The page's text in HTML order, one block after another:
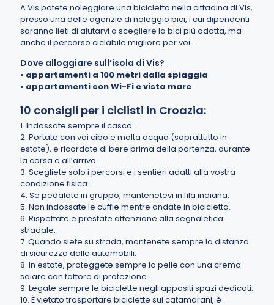
A Vis potete noleggiare una bicicletta nella cittadina di Vis,
presso una delle agenzie di noleggio bici, i cui dipendenti
saranno lieti di aiutarvi a scegliere la bici più adatta, ma
anche il percorso ciclabile migliore per voi.
Dove alloggiare sull’isola di Vis?
• appartamenti a 100 metri dalla spiaggia
• appartamenti con Wi-Fi e vista mare
10 consigli per i ciclisti in Croazia:
1. Indossate sempre il casco.
2. Portate con voi cibo e molta acqua (soprattutto in
estate), e ricordate di bere prima della partenza, durante
la corsa e all’arrivo.
3. Scegliete solo i percorsi e i sentieri adatti alla vostra
condizione fisica.
4. Se pedalate in gruppo, mantenetevi in fila indiana.
5. Non indossate le cuffie mentre andate in bicicletta.
6. Rispettate e prestate attenzione alla segnaletica
stradale.
7. Quando siete su strada, mantenete sempre la distanza
di sicurezza dalle automobili.
8. In estate, proteggete sempre la pelle con una crema
solare con fattore di protezione.
9. Legate sempre le biciclette negli appositi spazi dedicati.
10. È vietato trasportare biciclette sui catamarani, è